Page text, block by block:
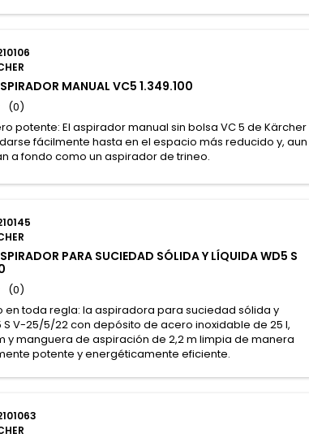
MANUAL VC5 1.349.100
(0)
potente: El aspirador manual sin bolsa VC 5 de Kärcher
fácilmente hasta en el espacio más reducido y, aun
a fondo como un aspirador de trineo.
PARA SUCIEDAD SÓLIDA Y LÍQUIDA WD5 S
(0)
en toda regla: la aspiradora para suciedad sólida y
S V-25/5/22 con depósito de acero inoxidable de 25 l,
y manguera de aspiración de 2,2 m limpia de manera
potente y energéticamente eficiente.